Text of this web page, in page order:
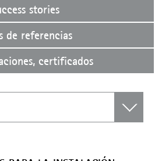
stories
de referencias
certificados